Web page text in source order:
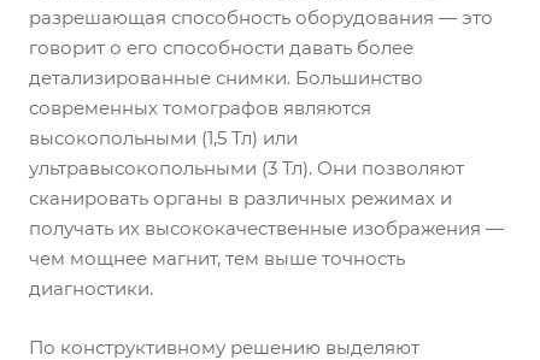
разрешающая способность оборудования — это
говорит о его способности давать более
детализированные снимки. Большинство
современных томографов являются
высокопольными (1,5 Тл) или
ультравысокопольными (3 Тл). Они позволяют
сканировать органы в различных режимах и
получать их высококачественные изображения —
чем мощнее магнит, тем выше точность
диагностики.
По конструктивному решению выделяют